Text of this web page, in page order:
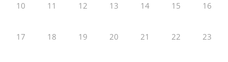
10 11 12 13 14 15 16
17 18 19 20 21 22 23